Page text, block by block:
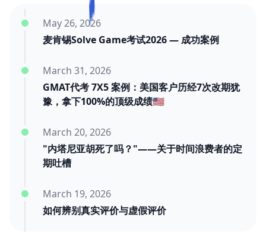
麦肯锡Solve Game考试2026 — 成功案例
May 26, 2026
GMAT代考 7X5 案例：美国客户历经7次改期犹
豫，拿下100%的顶级成绩🇺🇸
March 31, 2026
"内塔尼亚胡死了吗？"——关于时间浪费者的定
期吐槽
March 20, 2026
如何辨别真实评价与虚假评价
March 19, 2026